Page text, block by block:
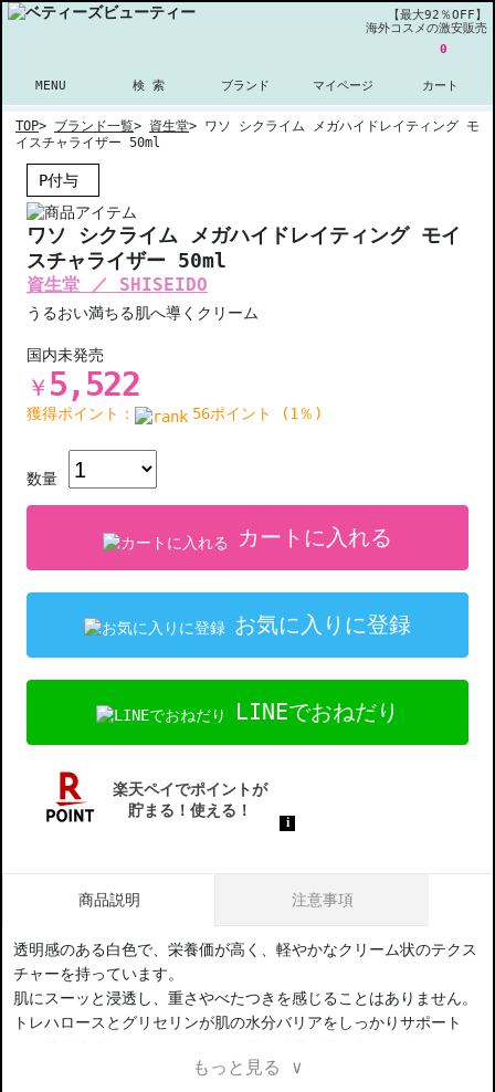
【最大92％OFF】
海外コスメの激安販売
MENU 検 索 ブランド マイページ
0
カート
TOP> ブランド一覧> 資生堂> ワソ シクライム メガハイドレイティング モ
イスチャライザー 50ml
P付与
ワソ シクライム メガハイドレイティング モイ
スチャライザー 50ml
資生堂 ／ SHISEIDO
うるおい満ちる肌へ導くクリーム
国内未発売
￥ 5,522
獲得ポイント： 56ポイント (1％)
数量
カートに入れる
お気に入りに登録
LINEでおねだり
商品説明 注意事項
透明感のある白色で、栄養価が高く、軽やかなクリーム状のテクス
チャーを持っています。
肌にスーッと浸透し、重さやべたつきを感じることはありません。
トレハロースとグリセリンが肌の水分バリアをしっかりサポート
肌を柔らかく、つややかに整え、ふっくらとした輝きを与えます。
もっと見る ∨